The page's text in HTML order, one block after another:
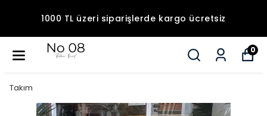
1000 TL üzeri siparişlerde kargo ücretsiz
0
Takım